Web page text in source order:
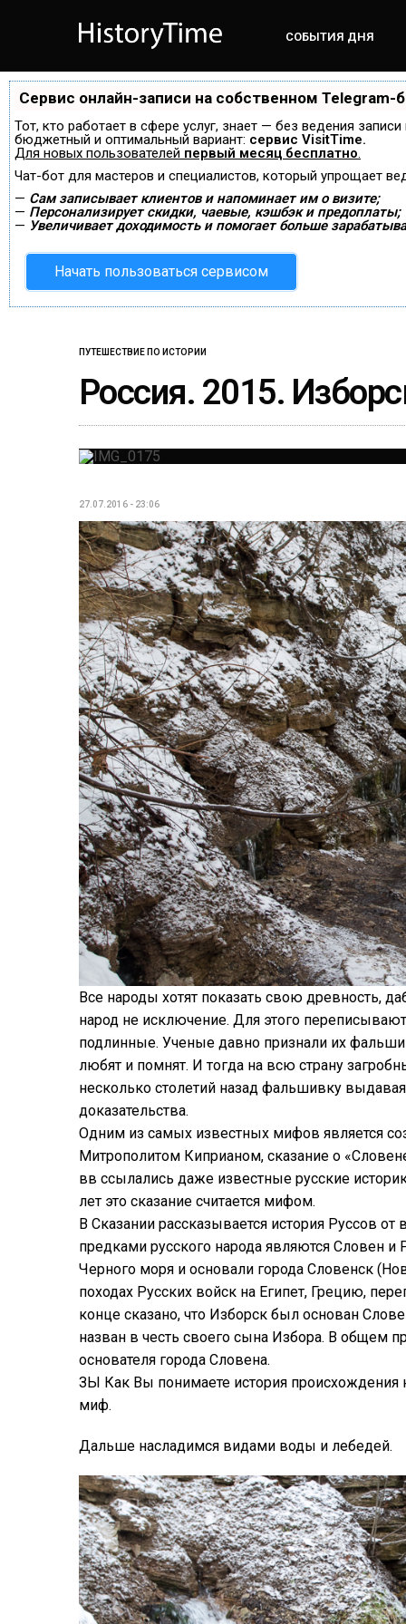
СОБЫТИЯ ДНЯ
Сервис онлайн-записи на собственном Telegram-
Тот, кто работает в сфере услуг, знает — без ведения
бюджетный и оптимальный вариант: сервис VisitTime.
Для новых пользователей первый месяц бесплатно.
Чат-бот для мастеров и специалистов, который упрощает
— Сам записывает клиентов и напоминает им о визите;
— Персонализирует скидки, чаевые, кэшбэк и предоплаты;
— Увеличивает доходимость и помогает больше
Начать пользоваться сервисом
ПУТЕШЕСТВИЕ ПО ИСТОРИИ
Россия. 2015.
27.07.2016 - 23:06
Все народы хотят показать свою древность,
народ не исключение. Для этого
подлинные. Ученые давно признали их
любят и помнят. И тогда на всю страну
несколько столетий назад фальшивку
доказательства.
Одним из самых известных мифов является
Митрополитом Киприаном, сказание о
вв ссылались даже известные русские
лет это сказание считается мифом.
В Сказании рассказывается история Руссов
предками русского народа являются Словен
Черного моря и основали города Словенск
походах Русских войск на Египет, Грецию,
конце сказано, что Изборск был основан
назван в честь своего сына Избора. В общем
основателя города Словена.
ЗЫ Как Вы понимаете история
миф.
Дальше насладимся видами воды и лебедей.